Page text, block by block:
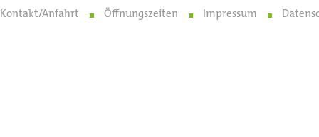
Kontakt/Anfahrt Öffnungszeiten Impressum